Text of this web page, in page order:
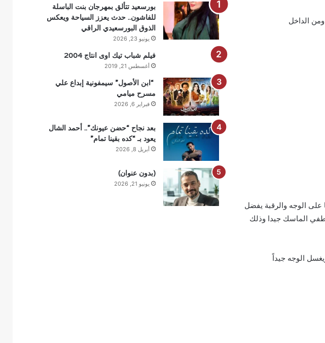
الداخل
30 دقيقة , وإذا أردتي تطبيقها على الوجه والرقبة يفضل
الماسك جيدا وذلك
نظيفة وتترك لمدة 15 دقيقة ثم تقشر ويغسل الوجه جيداً
بورسعيد تتألق بمهرجان بنت الباسلة
للفاشون.. حدث يعزز السياحة ويعكس
الذوق البورسعيدي الراقي
يونيو 23, 2026
فيلم شباب تيك اوى انتاج 2004
أغسطس 21, 2019
“ابن الأصول” سيمفونية إبداع علي
مسرح ميامي
فبراير 6, 2026
بعد نجاح “حضن عيونك”.. أحمد الشال
يعود بـ “كده بقينا تمام”
أبريل 8, 2026
(بدون عنوان)
يونيو 21, 2026